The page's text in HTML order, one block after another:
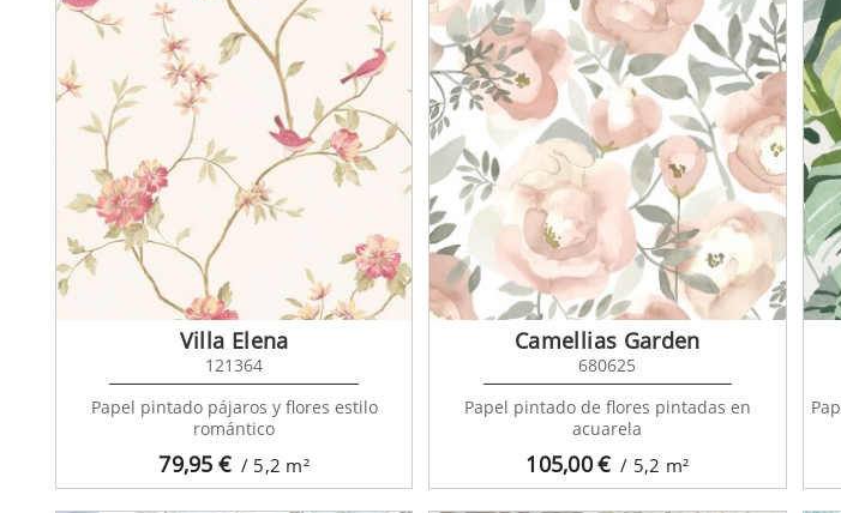
79,95 € / 5,2 m²
Villa Elena
121364
Papel pintado pájaros y flores estilo
romántico
105,00€ / 5,2 m²
Camellias Garden
680625
Papel pintado de flores pintadas en
acuarela